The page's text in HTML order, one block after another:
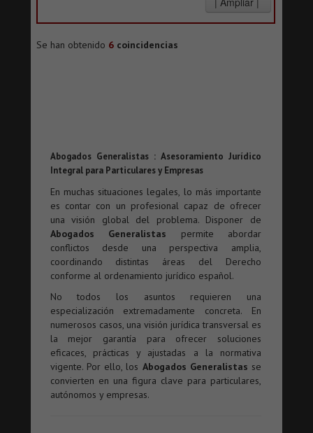
Se han obtenido 6 coincidencias
Abogados Generalistas : Asesoramiento Jurídico
Integral para Particulares y Empresas
En muchas situaciones legales, lo más importante
es contar con un profesional capaz de ofrecer
una visión global del problema. Disponer de
Abogados Generalistas permite abordar
conflictos desde una perspectiva amplia,
coordinando distintas áreas del Derecho
conforme al ordenamiento jurídico español.
No todos los asuntos requieren una
especialización extremadamente concreta. En
numerosos casos, una visión jurídica transversal es
la mejor garantía para ofrecer soluciones
eficaces, prácticas y ajustadas a la normativa
vigente. Por ello, los Abogados Generalistas se
convierten en una figura clave para particulares,
autónomos y empresas.